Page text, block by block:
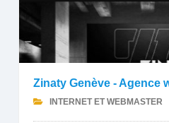
Zinaty Genève - Agence
INTERNET ET WEBMASTER